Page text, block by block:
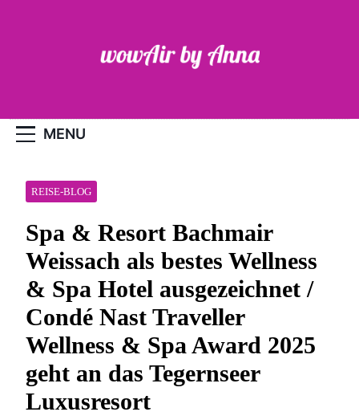
MENU
REISE-BLOG
Spa & Resort Bachmair
Weissach als bestes Wellness
& Spa Hotel ausgezeichnet /
Condé Nast Traveller
Wellness & Spa Award 2025
geht an das Tegernseer
Luxusresort